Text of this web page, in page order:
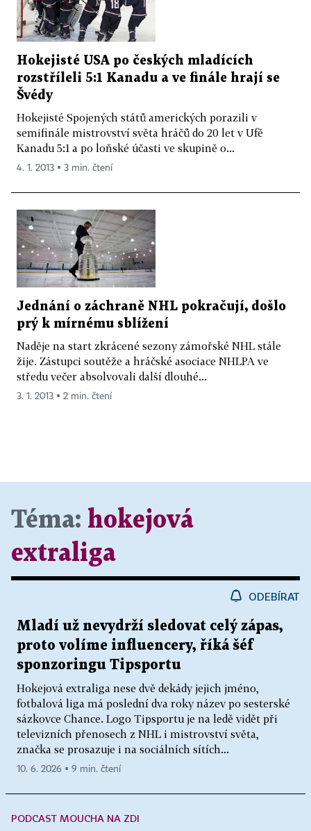
Hokejisté USA po českých mladících
rozstříleli 5:1 Kanadu a ve finále hrají se
Švédy
Hokejisté Spojených států amerických porazili v
semifinále mistrovství světa hráčů do 20 let v Ufě
Kanadu 5:1 a po loňské účasti ve skupině o...
4. 1. 2013 ▪ 3 min. čtení
Jednání o záchraně NHL pokračují, došlo
prý k mírnému sblížení
Naděje na start zkrácené sezony zámořské NHL stále
žije. Zástupci soutěže a hráčské asociace NHLPA ve
středu večer absolvovali další dlouhé...
3. 1. 2013 ▪ 2 min. čtení
Téma: hokejová
extraliga
ODEBÍRAT
Mladí už nevydrží sledovat celý zápas,
proto volíme influencery, říká šéf
sponzoringu Tipsportu
Hokejová extraliga nese dvě dekády jejich jméno,
fotbalová liga má poslední dva roky název po sesterské
sázkovce Chance. Logo Tipsportu je na ledě vidět při
televizních přenosech z NHL i mistrovství světa,
značka se prosazuje i na sociálních sítích...
10. 6. 2026 ▪ 9 min. čtení
PODCAST MOUCHA NA ZDI